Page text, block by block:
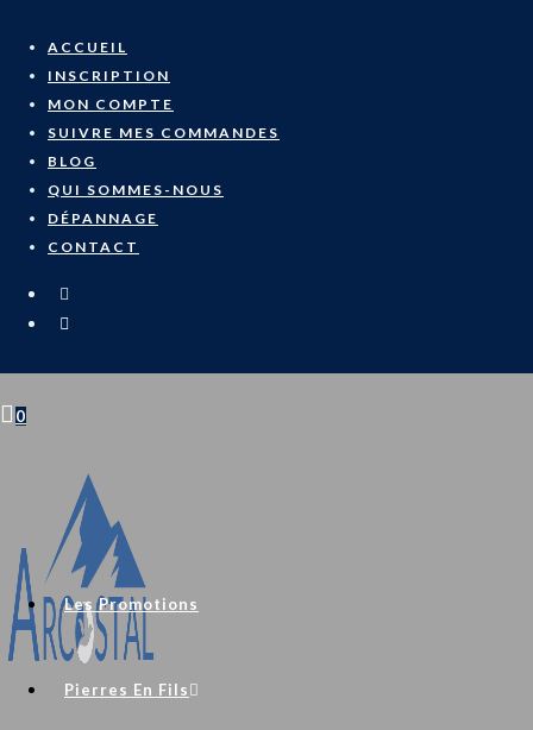
content
ACCUEIL
INSCRIPTION
MON COMPTE
SUIVRE MES COMMANDES
BLOG
QUI SOMMES-NOUS
DÉPANNAGE
CONTACT
0
Les Promotions
Pierres En Fils